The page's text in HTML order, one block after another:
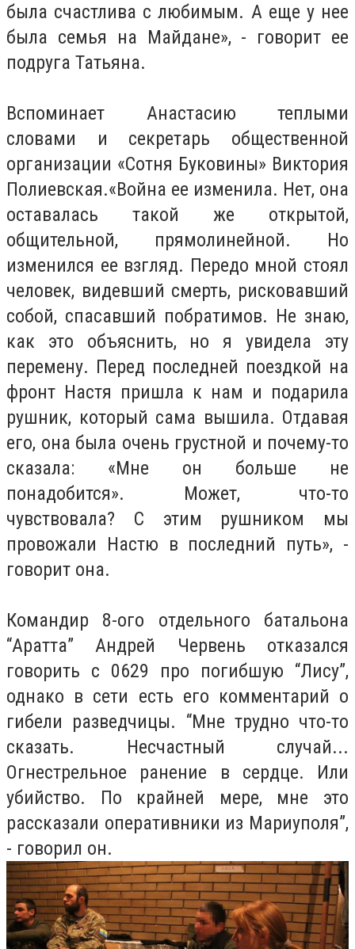
была счастлива с любимым. А еще у нее
была семья на Майдане», - говорит ее
подруга Татьяна.
Вспоминает Анастасию теплыми
словами и секретарь общественной
организации «Сотня Буковины» Виктория
Полиевская.«Война ее изменила. Нет, она
оставалась такой же открытой,
общительной, прямолинейной. Но
изменился ее взгляд. Передо мной стоял
человек, видевший смерть, рисковавший
собой, спасавший побратимов. Не знаю,
как это объяснить, но я увидела эту
перемену. Перед последней поездкой на
фронт Настя пришла к нам и подарила
рушник, который сама вышила. Отдавая
его, она была очень грустной и почему-то
сказала: «Мне он больше не
понадобится». Может, что-то
чувствовала? С этим рушником мы
провожали Настю в последний путь», -
говорит она.
Командир 8-ого отдельного батальона
“Аратта” Андрей Червень отказался
говорить с 0629 про погибшую “Лису”,
однако в сети есть его комментарий о
гибели разведчицы. “Мне трудно что-то
сказать. Несчастный случай...
Огнестрельное ранение в сердце. Или
убийство. По крайней мере, мне это
рассказали оперативники из Мариуполя”,
- говорил он.